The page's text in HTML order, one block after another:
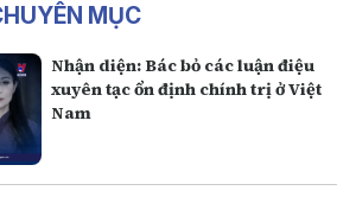
MỤC
Nhận diện: Bác bỏ các luận điệu
xuyên tạc ổn định chính trị ở Việt
Nam